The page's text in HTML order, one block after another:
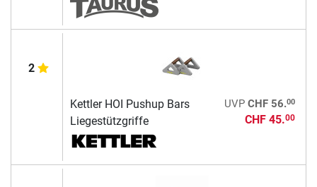
2
Kettler HOI Pushup Bars
Liegestützgriffe
UVP CHF 56.00
CHF 45.00